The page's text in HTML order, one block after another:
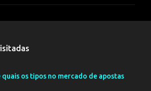
os tipos no mercado de apostas